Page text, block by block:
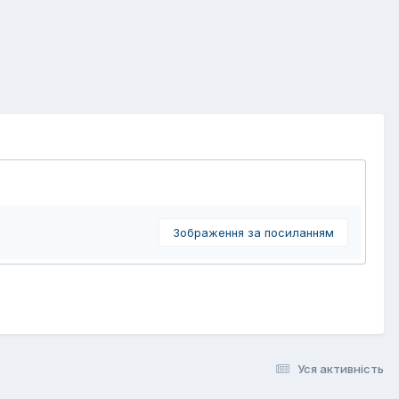
Зображення за посиланням
Уся активність